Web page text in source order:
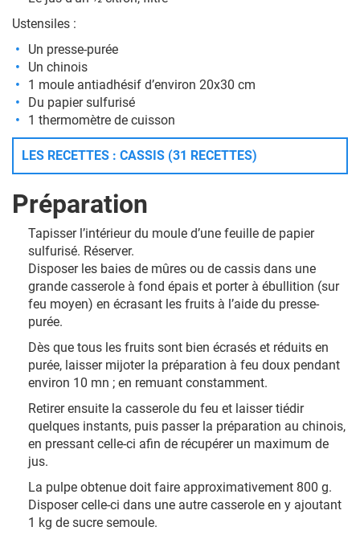
Ustensiles :
Un presse-purée
Un chinois
1 moule antiadhésif d’environ 20x30 cm
Du papier sulfurisé
1 thermomètre de cuisson
LES RECETTES : CASSIS (31 RECETTES)
Préparation
Tapisser l’intérieur du moule d’une feuille de papier
sulfurisé. Réserver.
Disposer les baies de mûres ou de cassis dans une
grande casserole à fond épais et porter à ébullition (sur
feu moyen) en écrasant les fruits à l’aide du presse-
purée.
Dès que tous les fruits sont bien écrasés et réduits en
purée, laisser mijoter la préparation à feu doux pendant
environ 10 mn ; en remuant constamment.
Retirer ensuite la casserole du feu et laisser tiédir
quelques instants, puis passer la préparation au chinois,
en pressant celle-ci afin de récupérer un maximum de
jus.
La pulpe obtenue doit faire approximativement 800 g.
Disposer celle-ci dans une autre casserole en y ajoutant
1 kg de sucre semoule.